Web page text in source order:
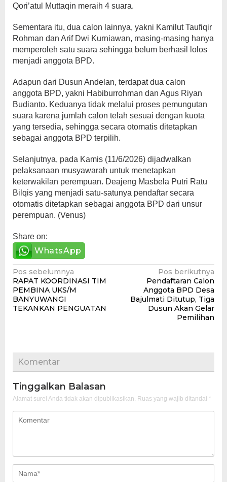
Qori’atul Muttaqin meraih 4 suara.
Sementara itu, dua calon lainnya, yakni Kamilut Taufiqir
Rohman dan Arif Dwi Kurniawan, masing-masing hanya
memperoleh satu suara sehingga belum berhasil lolos
menjadi anggota BPD.
Adapun dari Dusun Andelan, terdapat dua calon
anggota BPD, yakni Habiburrohman dan Agus Riyan
Budianto. Keduanya tidak melalui proses pemungutan
suara karena jumlah calon telah sesuai dengan kuota
yang tersedia, sehingga secara otomatis ditetapkan
sebagai anggota BPD terpilih.
Selanjutnya, pada Kamis (11/6/2026) dijadwalkan
pelaksanaan musyawarah untuk menetapkan
keterwakilan perempuan. Deajeng Masbela Putri Ratu
Bilqis yang menjadi satu-satunya pendaftar secara
otomatis ditetapkan sebagai anggota BPD dari unsur
perempuan. (Venus)
Share on:
WhatsApp
Navigasi
pos
Pos sebelumnya
RAPAT KOORDINASI TIM
PEMBINA UKS/M
BANYUWANGI
TEKANKAN PENGUATAN
Pos berikutnya
Pendaftaran Calon
Anggota BPD Desa
Bajulmati Ditutup, Tiga
Dusun Akan Gelar
Pemilihan
Komentar
Tinggalkan Balasan
Alamat surel Anda tidak akan dipublikasikan. Ruas yang wajib ditandai *